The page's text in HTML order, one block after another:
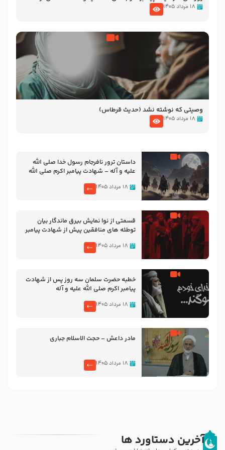
نوانمایش حرامیان در احرام – 1389
۱۸ مرداد ۱۴۰۵
وصیتی که نوشته نشد (حدیث قرطاس)
۱۸ مرداد ۱۴۰۵
‌‌‌‌‌‌‌داستان ترور نافرجام رسول خدا صلی الله
علیه و آله – شهادت پیامبر اکرم صلی الله
۱۸ مرداد ۱۴۰۵
قسمتی از نوا نمایش بیرق ماندگار بیان
توطئه های منافقین پیش از شهادت پیامبر
۱۸ مرداد ۱۴۰۵
خطبه حضرت سلمان سه روز پس از شهادت
پیامبر اکرم صلی الله علیه و آله
۱۸ مرداد ۱۴۰۵
مادر داعش – حجت الاسلام جباری
۱۸ مرداد ۱۴۰۵
آخرین دستاورد ها